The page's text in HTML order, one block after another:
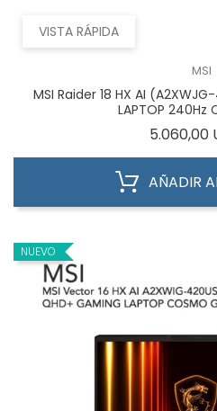
VISTA RÁPIDA
MSI
MSI Raider 18 HX AI
LAPTOP 240Hz
5.060,00
AÑADIR
NUEVO